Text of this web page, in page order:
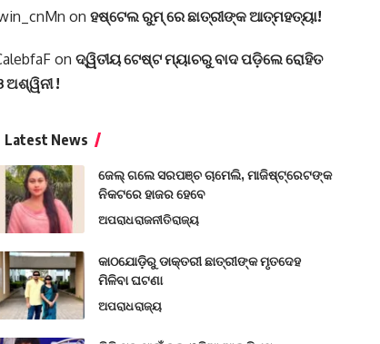
on ହଷ୍ଟେଲ ରୁମ୍ ରେ ଛାତ୍ରୀଙ୍କ ଆତ୍ମହତ୍ୟା!
on ଦ୍ୱିତୀୟ ଟେଷ୍ଟ ମ୍ୟାଚରୁ ବାଦ ପଡ଼ିଲେ ରୋହିତ
ଅଶ୍ୱିନୀ !
Latest News
ଜେଲ୍ ଗଲେ ସରପଞ୍ଚ ଚାମେଲି, ମାଜିଷ୍ଟ୍ରେଟଙ୍କ
ନିକଟରେ ହାଜର ହେବେ
ଅପରାଧରାଜନୀତିରାଜ୍ୟ
କାଠଯୋଡ଼ିରୁ ଡାକ୍ତରୀ ଛାତ୍ରୀଙ୍କ ମୃତଦେହ
ମିଳିବା ଘଟଣା
ଅପରାଧରାଜ୍ୟ